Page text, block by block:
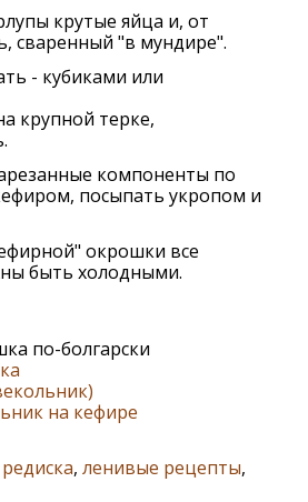
крутые яйца и, от
сваренный "в мундире".
- кубиками или
крупной терке,
компоненты по
посыпать укропом и
окрошки все
быть холодными.
по-болгарски
на кефире
редиска, ленивые рецепты,